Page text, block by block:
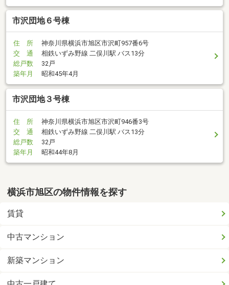
市沢団地６号棟
住 所
神奈川県横浜市旭区市沢町957番6号
交 通
相鉄いずみ野線 二俣川駅 バス13分
総戸数
32戸
築年月
昭和45年4月
市沢団地３号棟
住 所
神奈川県横浜市旭区市沢町946番3号
交 通
相鉄いずみ野線 二俣川駅 バス13分
総戸数
32戸
築年月
昭和44年8月
横浜市旭区の物件情報を探す
賃貸
中古マンション
新築マンション